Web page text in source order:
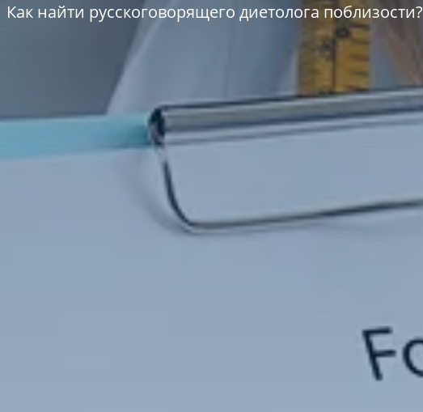
Как найти русскоговорящего диетолога поблизости?